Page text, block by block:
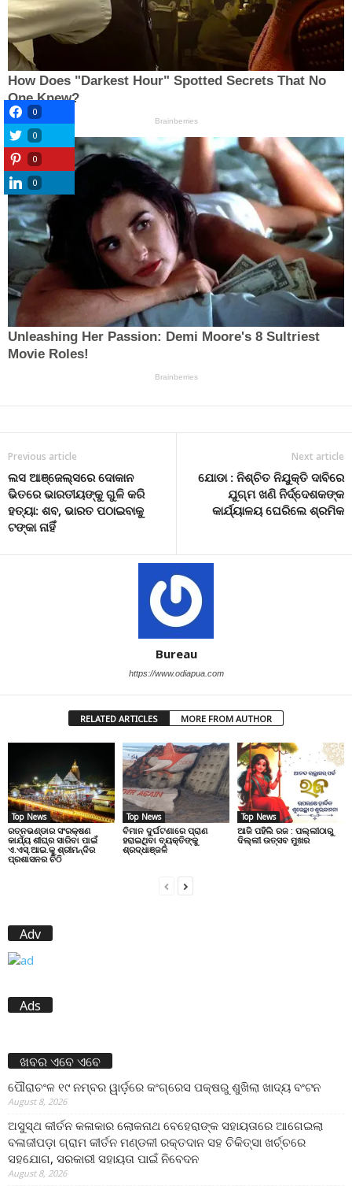
Previous article
ଲସ ଆଞ୍ଜେଲ୍ସରେ ଦୋକାନ
ଭିତରେ ଭାରତୀୟଙ୍କୁ ଗୁଳି କରି
ହତ୍ୟା: ଶବ, ଭାରତ ପଠାଇବାକୁ
ଟଙ୍କା ନାହିଁ
Next article
ଯୋଡା : ନିଶ୍ଚିତ ନିଯୁକ୍ତି ଦାବିରେ
ଯୁଗ୍ମ ଖଣି ନିର୍ଦ୍ଦେଶକଙ୍କ
କାର୍ଯ୍ୟାଳୟ ଘେରିଲେ ଶ୍ରମିକ
Bureau
https://www.odiapua.com
RELATED ARTICLES MORE FROM AUTHOR
Top News
ରତ୍ନଭଣ୍ଡାର ସଂରକ୍ଷଣ
କାର୍ଯ୍ୟ ଶୀଘ୍ର ସାରିବା ପାଇଁ
ଏ.ଏସ୍.ଆଇ.କୁ ଶ୍ରୀମନ୍ଦିର
ପ୍ରଶାସନର ଚିଠି
Top News
ବିମାନ ଦୁର୍ଘଟଣାରେ ପ୍ରାଣ
ହରାଇଥିବା ବ୍ୟକ୍ତିଙ୍କୁ
ଶ୍ରଦ୍ଧାଞ୍ଜଳି
Top News
ଆଜି ପହିଲି ରଜ : ପଲ୍ଲୀଠାରୁ
ଦିଲ୍ଲୀ ଉତ୍ସବ ମୁଖର
Adv
Ads
ଖବର ଏବେ ଏବେ
ପୌରାଚଂଳ ୧୯ ନମ୍ବର ୱାର୍ଡ଼ରେ କଂଗ୍ରେସ ପକ୍ଷରୁ ଶୁଖିଲା ଖାଦ୍ୟ ବଂଟନ
August 8, 2026
ଅସୁସ୍ଥ କୀର୍ତନ କଳାକାର ଲୋକନାଥ ବେହେରାଙ୍କ ସହାୟତାରେ ଆଗେଇଲା
ବଳାଜୀପଡ଼ା ଗ୍ରାମ କୀର୍ତନ ମଣ୍ଡଳୀ ରକ୍ତଦାନ ସହ ଚିକିତ୍ସା ଖର୍ଚ୍ଚରେ
ସହଯୋଗ, ସରକାରୀ ସହାୟତା ପାଇଁ ନିବେଦନ
August 8, 2026
0
0
0
0